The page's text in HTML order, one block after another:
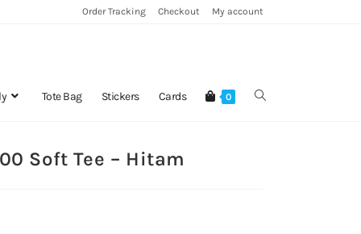
Order Tracking Checkout My account
Tote Bag Stickers Cards 0
Soft Tee – Hitam